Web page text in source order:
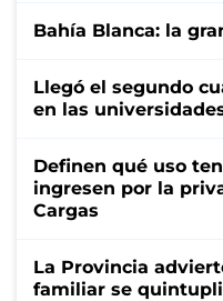
Bahía Blanca: la
Llegó el segundo
en las
Definen qué uso
ingresen por la
Cargas
La Provincia
familiar se